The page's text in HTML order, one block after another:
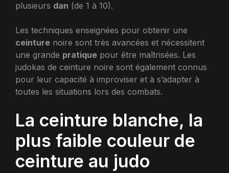
plusieurs dan (de 1 à 10).
Les techniques enseignées pour obtenir une
ceinture noire sont très avancées et nécessitent
une grande pratique pour être maîtrisées. Les
judokas de ceinture noire sont également connus
pour leur capacité à improviser et à s’adapter à
toutes les situations lors des combats.
La ceinture blanche, la
plus faible couleur de
ceinture au judo